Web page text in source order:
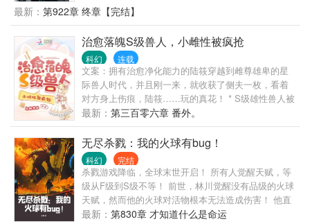
秘身世...第三个任务，一睁开眼睛，就发现一头黑豹
是锦衣华服，只是却要在三个女儿里选出合格的继承
人，而委托者上一次选错了，最终让整个凤鸣国落入
了对手的手中...第五个任务....
幻兽种没资格入我核心层！ 第二神赐降临，全员可修
习灵压，锻炼灵魂。 敖昕：卍解！神魔灭！ 第三神
赐...第四神赐... 肉身强度达到极限的丧尸与大虚结
合，诞生出了自称“神”的存在， 但在敖昕面前， 就连
神，也要俯首称臣！
最新： 第922章 终章【完结】
治愈落魄S级兽人，小雌性被疯抢
科幻 连载
文案：拥有治愈净化能力的陆筱穿越到雌尊雄卑的星
际兽人时代，并且刚一来，就收获了侧夫一枚，看着
对方身上伤痕，陆筱……玩的真花！ * S级雄性兽人被
视为失去理智的疯子，不论身份，背景，荣获多少功
勋，S级雄性都禁止出现在雌性和公共场所内，他们终
身需要监管，完全失去自由和人权，必要时会被当成
垃圾一样销毁。 后来，陆筱出现了。 她的出现就像是
一道光， 成为S级兽人悲惨命运的救赎。 被治愈的S
级怪兽们、疯子们、嗜血落魄雄性兽人们，都将视她
为神明……
最新： 第三百零六章 番外。
无尽杀戮：我的火球有bug！
科幻 完结
杀戮游戏降临，全球末世开启！ 所有人觉醒天赋，等
级从F级到S级不等！ 前世，林川觉醒没有品级的火球
天赋，然而他的火球对活物根本无法造成伤害！ 他直
到末世第五天才发现，自己的火球天赋真正的用处，
最新： 第830章 才知道什么是命运